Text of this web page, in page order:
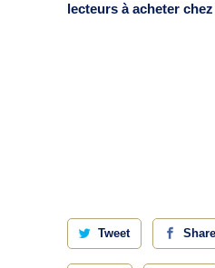
lecteurs à acheter
Tweet Share